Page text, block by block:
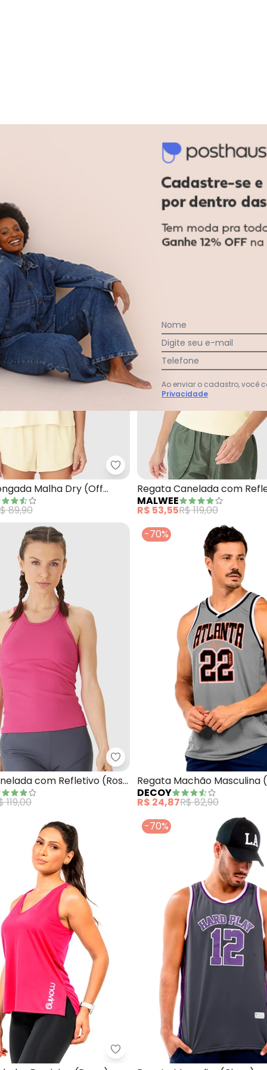
com Refletivo Off White
Dry Fit Active (Off White)Malwee - Regata Alongada
Malha Dry (Off
89,90
-55%
Regata Canelada com
White)
MALWEE
R$ 53,55R$ 119,00
Feminina (Rosa )
Malwee - Regata Canelada
com Refletivo (Rosa
119,00
-70%
Regata Machão Masculina
DECOY
R$ 24,87R$ 82,90
(Azul)
Cobertura - Regata Nadador
-70%
Nome
Digite seu e-mail
Telefone
Ao enviar o cadastro, você
Privacidade